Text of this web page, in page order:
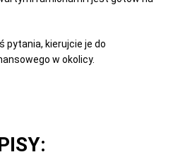
pytania, kierujcie je do
w okolicy.